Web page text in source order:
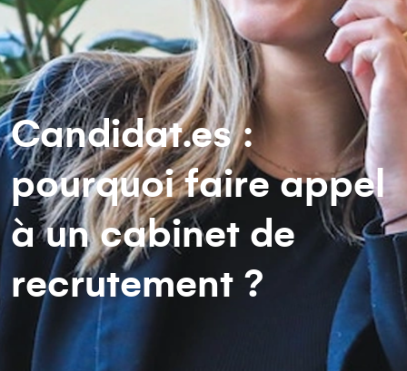
Candidat.es :
pourquoi faire appel
à un cabinet de
recrutement ?